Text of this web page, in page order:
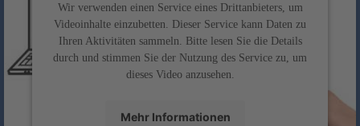
Wir verwenden einen Service eines Drittanbieters, um
Videoinhalte einzubetten. Dieser Service kann Daten zu
Ihren Aktivitäten sammeln. Bitte lesen Sie die Details
durch und stimmen Sie der Nutzung des Service zu, um
dieses Video anzusehen.
Mehr Informationen